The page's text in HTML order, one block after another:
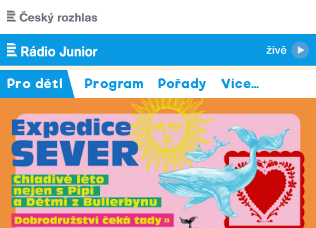
Přejít k hlavnímu obsahu
Pro děti Program Pořady Více…